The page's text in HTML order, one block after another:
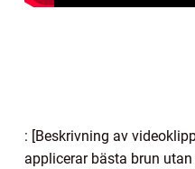
: [Beskrivning av
applicerar bästa brun